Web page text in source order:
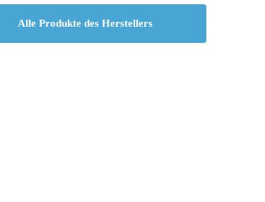
Alle Produkte des Herstellers